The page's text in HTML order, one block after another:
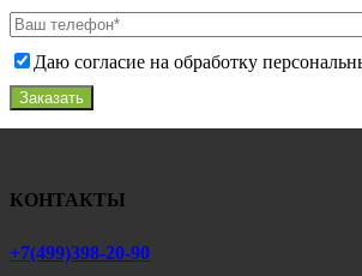
Даю согласие на обработку
Заказать
КОНТАКТЫ
+7(499)398-20-90